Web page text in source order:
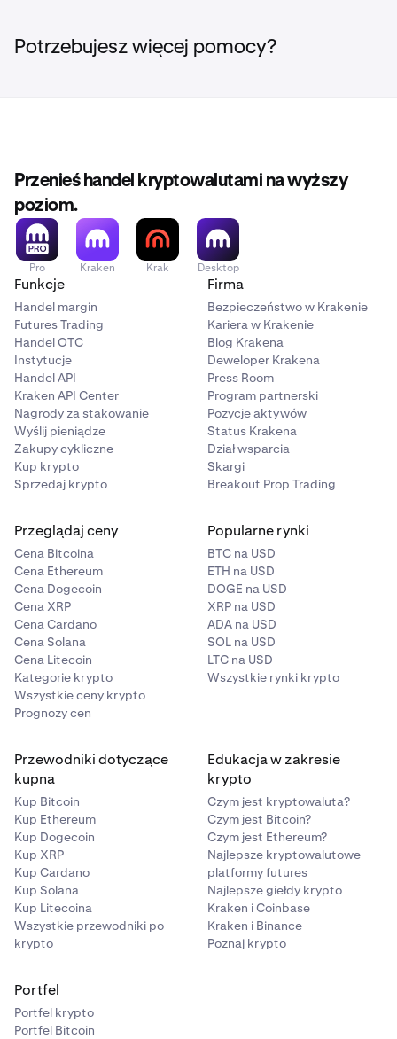
Potrzebujesz więcej pomocy?
Przenieś handel kryptowalutami na wyższy
poziom.
Pro Kraken Krak Desktop
Funkcje
Handel margin
Futures Trading
Handel OTC
Instytucje
Handel API
Kraken API Center
Nagrody za stakowanie
Wyślij pieniądze
Zakupy cykliczne
Kup krypto
Sprzedaj krypto
Firma
Bezpieczeństwo w Krakenie
Kariera w Krakenie
Blog Krakena
Deweloper Krakena
Press Room
Program partnerski
Pozycje aktywów
Status Krakena
Dział wsparcia
Skargi
Breakout Prop Trading
Przeglądaj ceny
Cena Bitcoina
Cena Ethereum
Cena Dogecoin
Cena XRP
Cena Cardano
Cena Solana
Cena Litecoin
Kategorie krypto
Wszystkie ceny krypto
Prognozy cen
Popularne rynki
BTC na USD
ETH na USD
DOGE na USD
XRP na USD
ADA na USD
SOL na USD
LTC na USD
Wszystkie rynki krypto
Przewodniki dotyczące
kupna
Kup Bitcoin
Kup Ethereum
Kup Dogecoin
Kup XRP
Kup Cardano
Kup Solana
Kup Litecoina
Wszystkie przewodniki po
krypto
Edukacja w zakresie
krypto
Czym jest kryptowaluta?
Czym jest Bitcoin?
Czym jest Ethereum?
Najlepsze kryptowalutowe
platformy futures
Najlepsze giełdy krypto
Kraken i Coinbase
Kraken i Binance
Poznaj krypto
Portfel
Portfel krypto
Portfel Bitcoin